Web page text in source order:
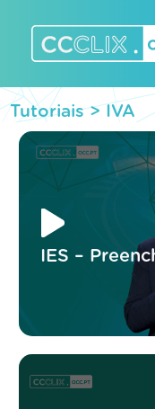
content
Tutoriais > IVA
IES –